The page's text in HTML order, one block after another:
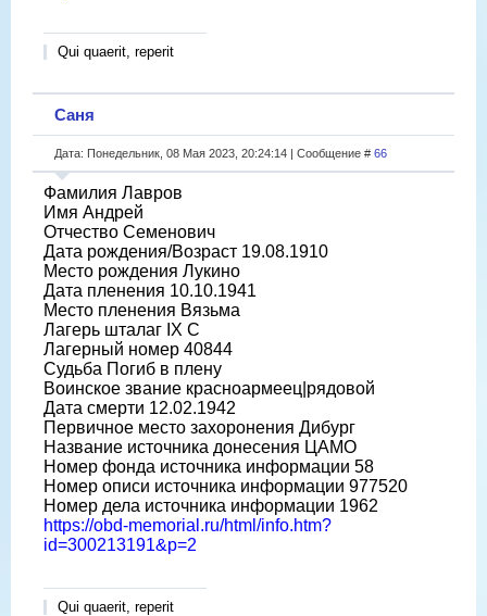
Qui quaerit, reperit
Саня
Дата: Понедельник, 08 Мая 2023, 20:24:14 | Сообщение # 66
Фамилия Лавров
Имя Андрей
Отчество Семенович
Дата рождения/Возраст 19.08.1910
Место рождения Лукино
Дата пленения 10.10.1941
Место пленения Вязьма
Лагерь шталаг IX C
Лагерный номер 40844
Судьба Погиб в плену
Воинское звание красноармеец|рядовой
Дата смерти 12.02.1942
Первичное место захоронения Дибург
Название источника донесения ЦАМО
Номер фонда источника информации 58
Номер описи источника информации 977520
Номер дела источника информации 1962
https://obd-memorial.ru/html/info.htm?
id=300213191&p=2
Qui quaerit, reperit